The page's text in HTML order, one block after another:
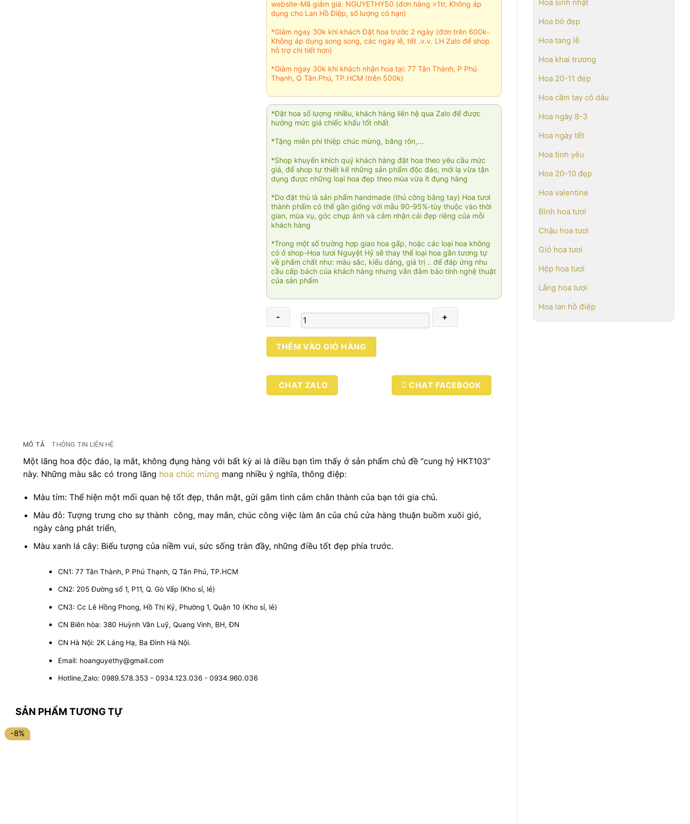
Hoa sinh nhật
Hoa bó đẹp
Hoa tang lễ
Hoa khai trương
Hoa 20-11 đẹp
Hoa cầm tay cô dâu
Hoa ngày 8-3
Hoa ngày tết
Hoa tình yêu
Hoa 20-10 đẹp
Hoa valentine
Bình hoa tươi
Chậu hoa tươi
Giỏ hoa tươi
Hộp hoa tươi
Lẵng hoa tươi
Hoa lan hồ điệp
website-Mã giảm giá: NGUYETHY50 (đơn hàng >1tr, Không áp
dụng cho Lan Hồ Điệp, số lượng có hạn)
*Giảm ngay 30k khi khách Đặt hoa trước 2 ngày (đơn trên 600k-
Không áp dụng song song, các ngày lễ, tết .v.v. LH Zalo để shop
hỗ trợ chi tiết hơn)
*Giảm ngay 30k khi khách nhận hoa tại: 77 Tân Thành, P Phú
Thạnh, Q Tân Phú, TP.HCM (trên 500k)
*Đặt hoa số lượng nhiều, khách hàng liên hệ qua Zalo để được
hưởng mức giá chiếc khấu tốt nhất
*Tặng miễn phí thiệp chúc mừng, băng rôn,...
*Shop khuyến khích quý khách hàng đặt hoa theo yêu cầu mức
giá, để shop tự thiết kế những sản phẩm độc đáo, mới lạ vừa tận
dụng được những loại hoa đẹp theo mùa vừa ít đụng hàng
*Do đặt thù là sản phẩm handmade (thủ công bằng tay) Hoa tươi
thành phẩm có thể gần giống với mẫu 90-95%-tùy thuộc vào thời
gian, mùa vụ, góc chụp ảnh và cảm nhận cái đẹp riêng của mỗi
khách hàng
*Trong một số trường hợp giao hoa gấp, hoặc các loại hoa không
có ở shop-Hoa tươi Nguyệt Hỷ sẽ thay thế loại hoa gần tương tự
về phẩm chất như: màu sắc, kiểu dáng, giá trị .. để đáp ứng nhu
cầu cấp bách của khách hàng nhưng vẫn đảm bảo tính nghệ thuật
của sản phẩm
Cung
hỷ
số
lượng
THÊM VÀO GIỎ HÀNG
CHAT ZALO CHAT FACEBOOK
MÔ TẢ THÔNG TIN LIÊN HỆ
Một lãng hoa độc đáo, lạ mắt, không đụng hàng với bất kỳ ai là điều bạn tìm thấy ở sản phẩm chủ đề “cung hỷ HKT103”
này. Những màu sắc có trong lãng hoa chúc mừng mang nhiều ý nghĩa, thông điệp:
Màu tím: Thể hiện một mối quan hệ tốt đẹp, thân mật, gửi gắm tình cảm chân thành của bạn tới gia chủ.
Màu đỏ: Tượng trưng cho sự thành công, may mắn, chúc công việc làm ăn của chủ cửa hàng thuận buồm xuôi gió,
ngày càng phát triển,
Màu xanh lá cây: Biểu tượng của niềm vui, sức sống tràn đầy, những điều tốt đẹp phía trước.
CN1: 77 Tân Thành, P Phú Thạnh, Q Tân Phú, TP.HCM
CN2: 205 Đường số 1, P11, Q. Gò Vấp (Kho sỉ, lẻ)
CN3: Cc Lê Hồng Phong, Hồ Thị Kỷ, Phường 1, Quận 10 (Kho sỉ, lẻ)
CN Biên hòa: 380 Huỳnh Văn Luỹ, Quang Vinh, BH, ĐN
CN Hà Nội: 2K Láng Hạ, Ba Đình Hà Nội.
Email: hoanguyethy@gmail.com
Hotline,Zalo: 0989.578.353 - 0934.123.036 - 0934.960.036
SẢN PHẨM TƯƠNG TỰ
-8%